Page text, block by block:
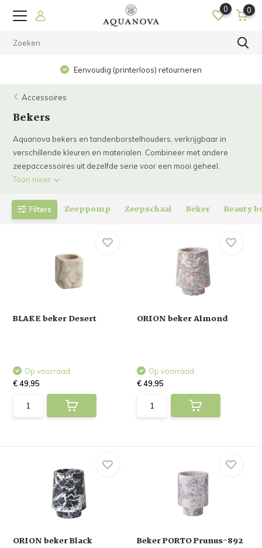
0 0
Op werkdagen voor 15.00 uur besteld? De
huis!
Accessoires
Bekers
Aquanova bekers en tandenborstelhouders, verkrijgbaar in
verschillende kleuren en materialen. Combineer met andere
zeepaccessoires uit dezelfde serie voor een mooi geheel.
Toon meer
Filters Zeeppomp Zeepschaal Beker Beauty
BLAKE beker Desert
Op voorraad
€ 49,95
ORION beker Almond
Op voorraad
€ 49,95
ORION beker Black Beker PORTO Prunus-892